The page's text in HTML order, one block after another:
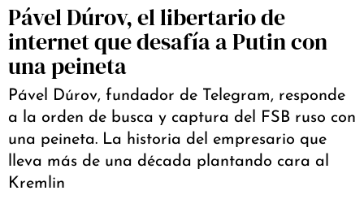
Pável Dúrov, el libertario de
internet que desafía a Putin con
una peineta
Pável Dúrov, fundador de Telegram, responde
a la orden de busca y captura del FSB ruso con
una peineta. La historia del empresario que
lleva más de una década plantando cara al
Kremlin